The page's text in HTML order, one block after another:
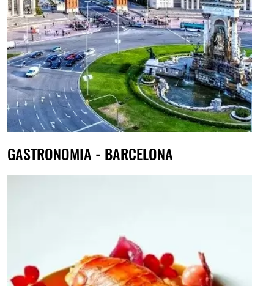
GASTRONOMIA - BARCELONA